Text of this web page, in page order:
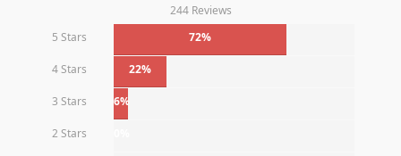
244 Reviews
5 Stars
72%
4 Stars 22%
3 Stars 6%
2 Stars